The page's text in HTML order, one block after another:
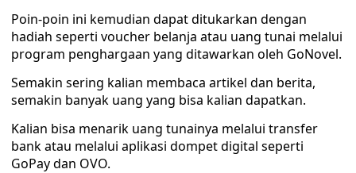
Poin-poin ini kemudian dapat ditukarkan dengan
hadiah seperti voucher belanja atau uang tunai melalui
program penghargaan yang ditawarkan oleh GoNovel.
Semakin sering kalian membaca artikel dan berita,
semakin banyak uang yang bisa kalian dapatkan.
Kalian bisa menarik uang tunainya melalui transfer
bank atau melalui aplikasi dompet digital seperti
GoPay dan OVO.